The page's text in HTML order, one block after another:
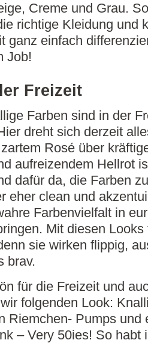
Creme und Grau.
richtige Kleidung und
ganz einfach
Job!
Freizeit
Farben sind in der
dreht sich derzeit
Rosé über
aufreizendem Hellrot
dafür da, die Farben
eher clean und
Farbenvielfalt in
Mit diesen Looks
sie wirken flippig,
brav.
für die Freizeit und
folgenden Look:
Riemchen- Pumps und
– Very 50ies! So habt